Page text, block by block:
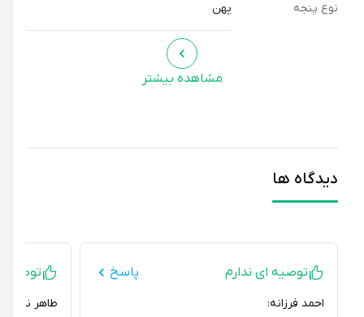
نوع پنجه
مشاهده بیشتر
دیدگاه ها
توصیه ای ندارم پاسخ
احمد فرزانه:
توصیه ای
طاهر ناظم